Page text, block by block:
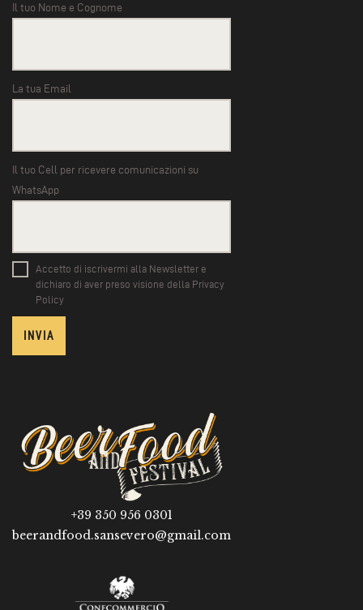
Il tuo Nome e Cognome
La tua Email
Il tuo Cell per ricevere comunicazioni su
WhatsApp
Accetto di iscrivermi alla Newsletter e
dichiaro di aver preso visione della Privacy
Policy
+39 350 956 0301
beerandfood.sansevero@gmail.com